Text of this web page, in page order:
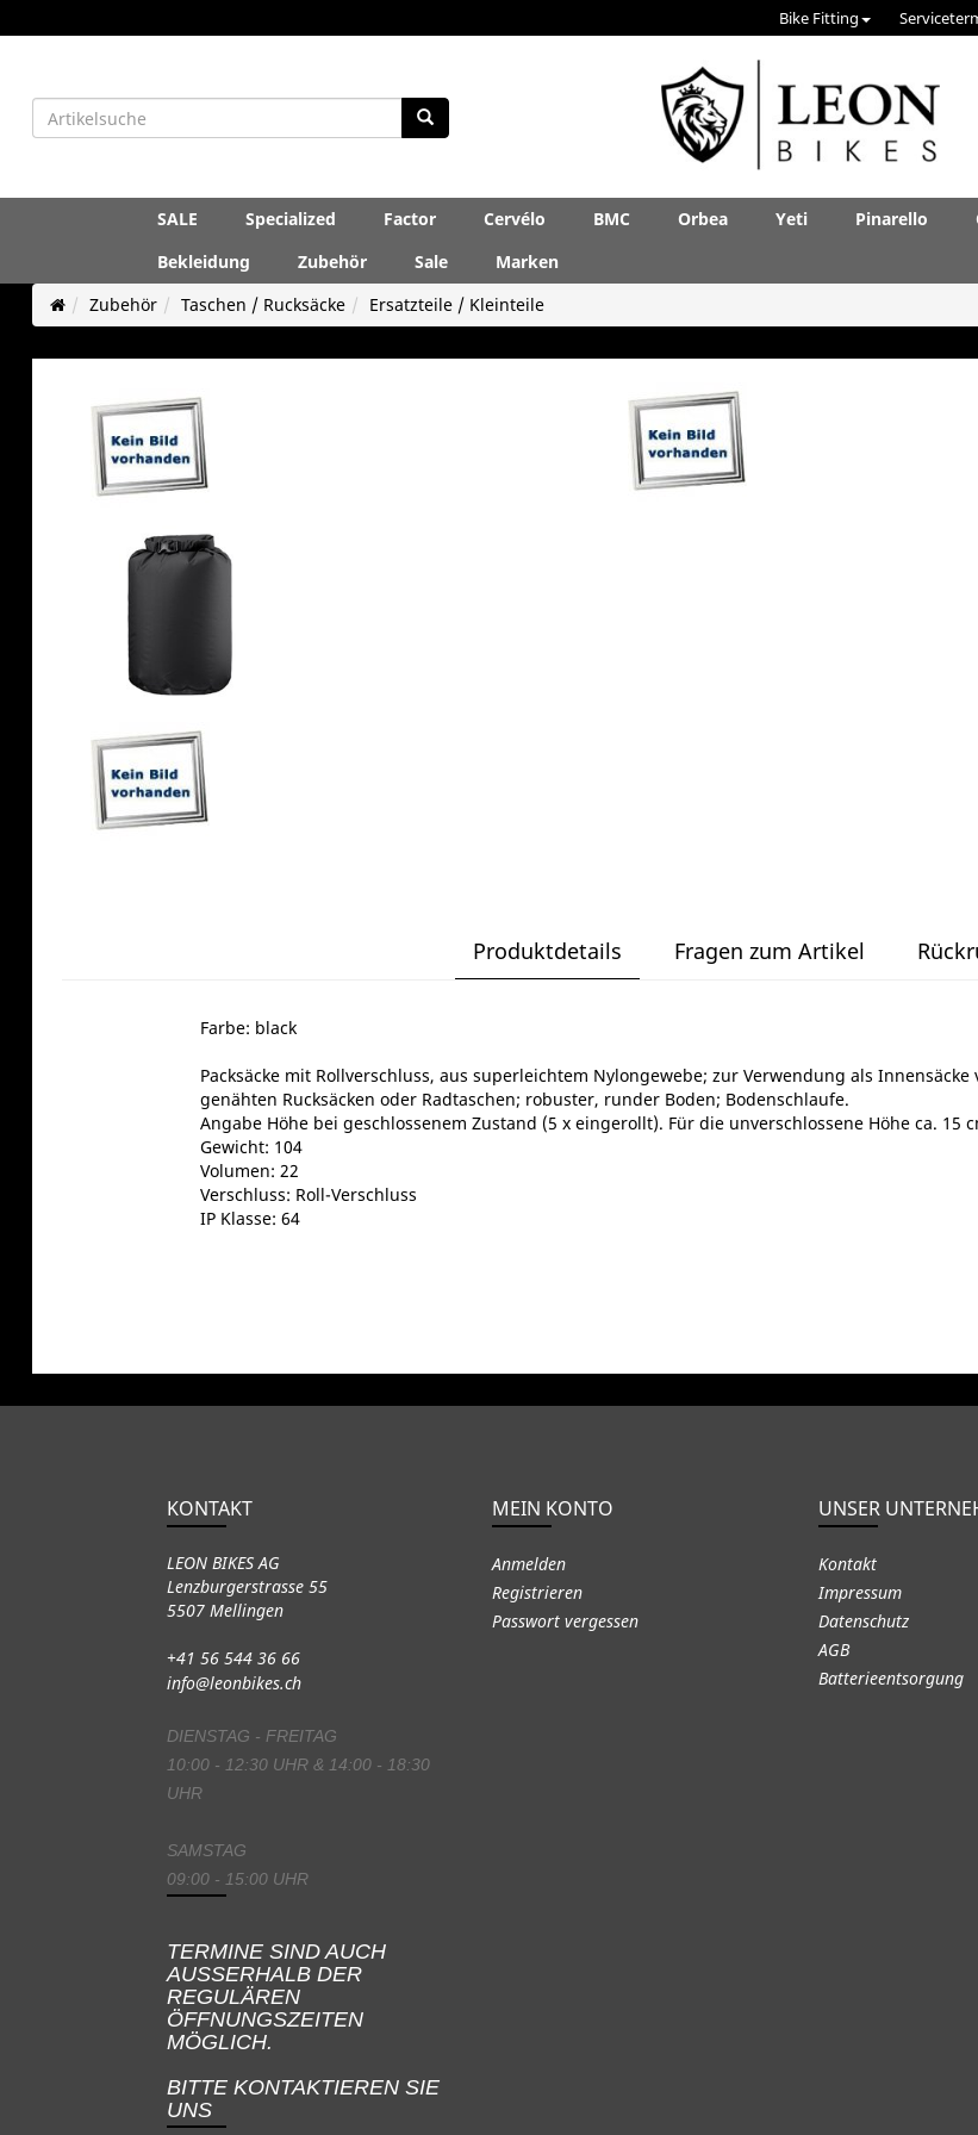
Bike Fitting
SALE Specialized Factor Cervélo BMC Orbea Yeti Pinarello
Bekleidung
Zubehör Sale
Marken
Zubehör
Taschen / Rucksäcke Ersatzteile / Kleinteile
Produktdetails Fragen zum Artikel
Farbe: black
Packsäcke mit Rollverschluss, aus superleichtem Nylongewebe; zur Verwendung als
genähten Rucksäcken oder Radtaschen; robuster, runder Boden; Bodenschlaufe.
Angabe Höhe bei geschlossenem Zustand (5 x eingerollt). Für die unverschlossene Höhe ca. 15
Gewicht: 104
Volumen: 22
Verschluss: Roll-Verschluss
IP Klasse: 64
KONTAKT
LEON BIKES AG
Lenzburgerstrasse 55
5507 Mellingen
+41 56 544 36 66
info@leonbikes.ch
DIENSTAG - FREITAG
10:00 - 12:30 UHR & 14:00 - 18:30
UHR
SAMSTAG
09:00 - 15:00 UHR
TERMINE SIND AUCH
AUSSERHALB DER
REGULÄREN
ÖFFNUNGSZEITEN
MÖGLICH.
BITTE KONTAKTIEREN SIE
UNS
MEIN KONTO
Anmelden
Registrieren
Passwort vergessen
UNSER
Kontakt
Impressum
Datenschutz
AGB
Batterieentsorgung